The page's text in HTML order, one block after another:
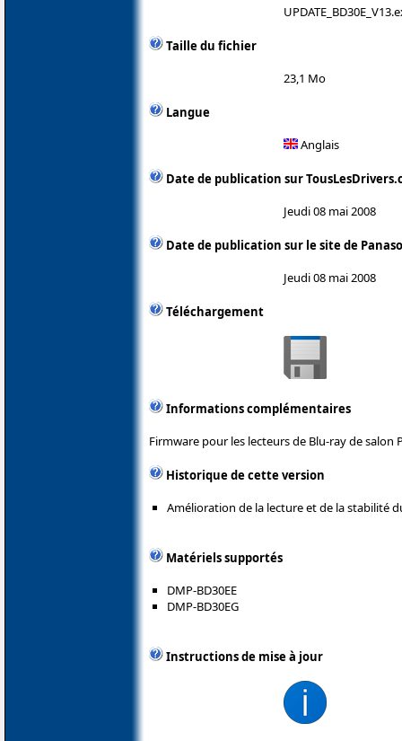
Taille du fichier
23,1 Mo
Langue
Anglais
Date de publication sur
Jeudi 08 mai 2008
Date de publication sur le site de
Jeudi 08 mai 2008
Téléchargement
Informations complémentaires
Firmware pour les lecteurs de Blu-ray de salon
Historique de cette version
Amélioration de la lecture et de la stabilité
Matériels supportés
DMP-BD30EE
DMP-BD30EG
Instructions de mise à jour